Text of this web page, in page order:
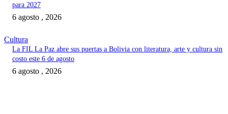
para 2027
6 agosto , 2026
Cultura
La FIL La Paz abre sus puertas a Bolivia con literatura, arte y cultura sin
costo este 6 de agosto
6 agosto , 2026